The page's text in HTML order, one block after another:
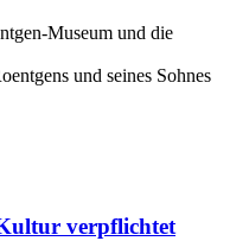
Museum und die
und seines Sohnes
verpflichtet